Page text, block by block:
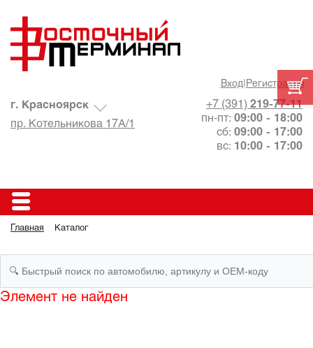
Вход| Регистрация
+7 (391) 219-77-11
пн-пт: 09:00 - 18:00
сб: 09:00 - 17:00
вс: 10:00 - 17:00
г. Красноярск
пр. Котельникова 17А/1
Главная Каталог
Элемент не найден